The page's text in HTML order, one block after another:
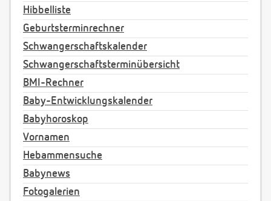
Hibbelliste
Geburtsterminrechner
Schwangerschaftskalender
Schwangerschaftsterminübersicht
BMI-Rechner
Baby-Entwicklungskalender
Babyhoroskop
Vornamen
Hebammensuche
Babynews
Fotogalerien